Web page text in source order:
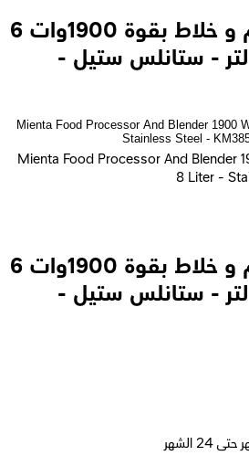
ميانتا محضر طعام و خلاط بقوة 1900وات 6
سرعات - سعة 8 لتر - ستانلس ستيل -
ميانتا محضر طعام و خلاط بقوة 1900وات 6
سرعات - سعة 8 لتر - ستانلس ستيل -